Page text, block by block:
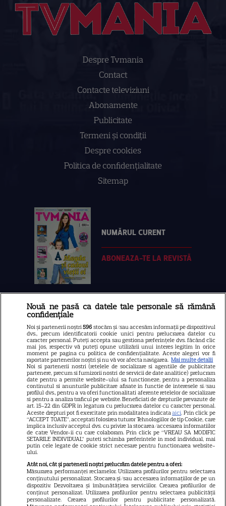
Despre Tvmania
Contact
Contacte televiziuni
Abonamente
Publicitate
Termeni și condiții
Despre cookies
Politica de confidenţialitate
Sitemap
NUMĂRUL CURENT
ABONEAZA-TE LA REVISTĂ
Libertatea
Libertatea pentru femei
GSP
Știri mondene
Avantaje
Elle
Unica
Retete practice
URMĂREȘTE-NE PE
Copyright2026Ringier Romania – Toate Drepturile rezervate
Nouă ne pasă ca datele tale personale să rămână
confidențiale
Noi și partenerii noștri596 stocăm și/sau accesăm informații pe dispozitivul
dvs., precum identificatorii cookie unici pentru prelucrarea datelor cu
caracter personal. Puteți accepta sau gestiona preferințele dvs. făcând clic
mai jos, respectiv vă puteți opune utilizării unui interes legitim în orice
moment pe pagina cu politica de confidențialitate. Aceste alegeri vor fi
raportate partenerilor noștri și nu vă vor afecta navigarea. Mai multe detalii
Noi si partenerii nostri (retelele de socializare si agentiile de publicitate
partenere, precum si furnizorii nostri de servicii de date analitice) prelucram
date pentru a permite website-ului sa functioneze, pentru a personaliza
continutul si anunturile publicitare afisate in functie de interesele si/sau
profilul dvs., pentru a va oferi functionalitati aferente retelelor de socializare
si pentru a analiza traficul pe website. Beneficiati de drepturile prevazute de
art. 15-22 din GDPR in legatura cu prelucrarea datelor cu caracter personal.
Aceste drepturi pot fi exercitate prin modalitatea indicataaici. Prin click pe
“ACCEPT TOATE”, acceptati folosirea tuturor Tehnologiilor de tip Cookie, care
implica inclusiv acceptul dvs. cu privire la stocarea/accesarea informatiilor
de catre Vendor-ii cu care colaboram. Prin click pe “VREAU SA MODIFIC
SETARILE INDIVIDUAL” puteti schimba preferintele in mod individual, mai
putin cele legate de cookie strict necesare pentru functionarea website-
ului.
Atât noi, cât și partenerii noștri prelucrăm datele pentru a oferi:
Măsurarea performanței reclamelor. Utilizarea profilurilor pentru selectarea
conținutului personalizat. Stocarea și/sau accesarea informațiilor de pe un
dispozitiv. Dezvoltarea și îmbunătățirea serviciilor. Crearea profilurilor de
conținut personalizat. Utilizarea profilurilor pentru selectarea publicității
personalizate. Crearea profilurilor pentru publicitate personalizată.